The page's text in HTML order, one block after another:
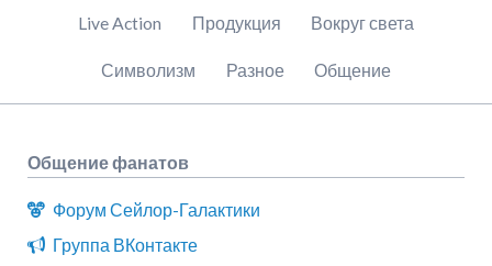
Live Action Продукция Вокруг света
Символизм Разное Общение
Общение фанатов
Форум Сейлор-Галактики
Группа ВКонтакте